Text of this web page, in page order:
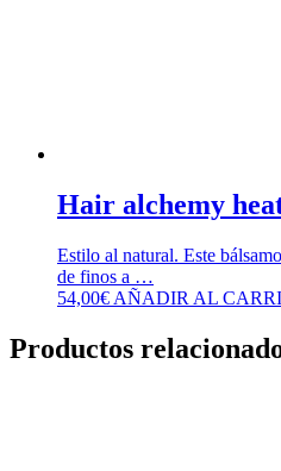
Hair alchemy
Estilo al natural. Este
de finos a …
54,00€ AÑADIR AL
Productos